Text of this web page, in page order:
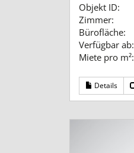
Objekt ID:
Zimmer:
Bürofläche:
Verfügbar ab:
Miete pro m²:
Details